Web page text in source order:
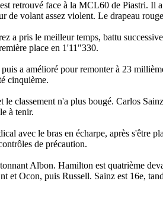
retrouvé face à la MCL60 de Piastri. Il
de volant assez violent. Le drapeau
a pris le meilleur temps, battu
place en 1'11"330.
a amélioré pour remonter à 23
cinquième.
classement n'a plus bougé. Carlos
à tenir.
avec le bras en écharpe, après s'être
de précaution.
Albon. Hamilton est quatrième
et Ocon, puis Russell. Sainz est 16e,